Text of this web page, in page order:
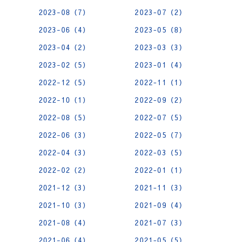
2023-08（7）
2023-07（2）
2023-06（4）
2023-05（8）
2023-04（2）
2023-03（3）
2023-02（5）
2023-01（4）
2022-12（5）
2022-11（1）
2022-10（1）
2022-09（2）
2022-08（5）
2022-07（5）
2022-06（3）
2022-05（7）
2022-04（3）
2022-03（5）
2022-02（2）
2022-01（1）
2021-12（3）
2021-11（3）
2021-10（3）
2021-09（4）
2021-08（4）
2021-07（3）
2021-06（4）
2021-05（5）